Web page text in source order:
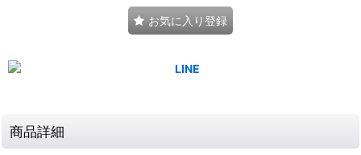
お気に入り登録
商品詳細